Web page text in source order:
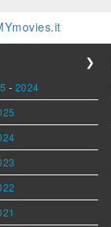
❯
- 2024